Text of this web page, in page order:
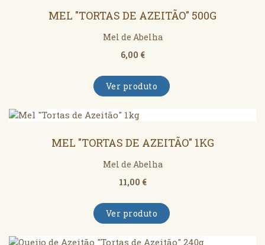
MEL "TORTAS DE AZEITÃO" 500G
Mel de Abelha
6,00 €
Ver produto
MEL "TORTAS DE AZEITÃO" 1KG
Mel de Abelha
11,00 €
Ver produto